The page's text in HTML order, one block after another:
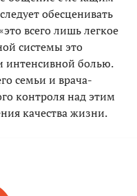
обесценивать
всего лишь легкое
системы это
интенсивной болью.
семьи и врача-
контроля над этим
качества жизни.